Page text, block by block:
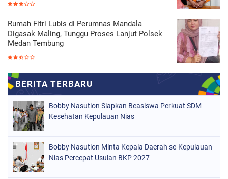
Rumah Fitri Lubis di Perumnas Mandala
Digasak Maling, Tunggu Proses Lanjut Polsek
Medan Tembung
Bobby Nasution Siapkan Beasiswa Perkuat SDM
Kesehatan Kepulauan Nias
Bobby Nasution Minta Kepala Daerah se-Kepulauan
Nias Percepat Usulan BKP 2027